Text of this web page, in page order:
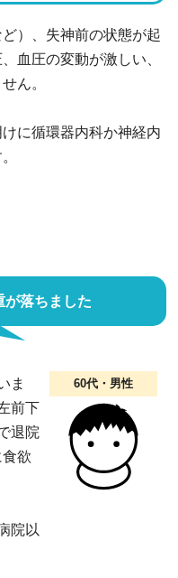
）、失神前の状態が起
血圧の変動が激しい、
ん。
に循環器内科か神経内
が落ちました
60代・男性
ま
前下
退院
欲
院以